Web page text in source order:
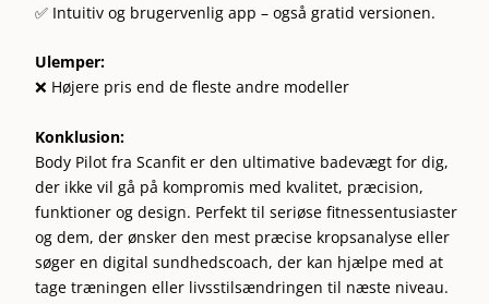
✅ Intuitiv og brugervenlig app – også gratid versionen.
Ulemper:
❌ Højere pris end de fleste andre modeller
Konklusion:
Body Pilot fra Scanfit er den ultimative badevægt for dig,
der ikke vil gå på kompromis med kvalitet, præcision,
funktioner og design. Perfekt til seriøse fitnessentusiaster
og dem, der ønsker den mest præcise kropsanalyse eller
søger en digital sundhedscoach, der kan hjælpe med at
tage træningen eller livsstilsændringen til næste niveau.